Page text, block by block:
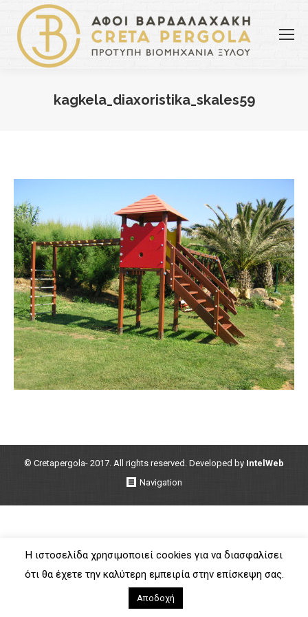
kagkela_diaxoristika_skales59
© Cretapergola- 2017. All rights reserved. Developed by IntelWeb
Navigation
Η ιστοσελίδα χρησιμοποιεί cookies για να διασφαλίσει
ότι θα έχετε την καλύτερη εμπειρία στην επίσκεψη σας.
Αποδοχή